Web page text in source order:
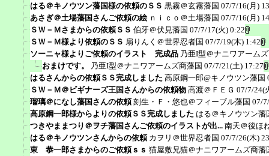
はる＠キノウツン藩国様の依頼のＳＳ 黒霧＠玄霧藩国 07/7/16(月)
あさぎ＠土場藩国さんご依頼の絵 ｎｉｃｏ＠土場藩国 07/7/16(月)
ＳＷ－Ｍさまからの依頼ＳＳ 伯牙＠伏見藩国 07/7/17(火) 0:22
ＳＷ－Ｍ様より依頼のＳＳ 扇りんく＠世界忍者国 07/7/19(木) 1:42
ソーニャ様よりご依頼のイラスト 完成品 乃亜I型＠ナニワアーム
おまけです。
乃亜I型＠ナニワアームズ商藩国 07/7/21(土) 17:27
はるさんからの依頼ＳＳ完成しました 高原鋼一郎@キノウツン藩国
ＳＷ－Ｍ＠ビギナーズ王国さんからの依頼物 高渡＠ＦＥＧ 07/7/24(
瑠璃＠になし藩国さんの依頼 刻生・Ｆ・悠也＠フィーブル藩国 07/
高原鋼一郎様からよりの依頼ＳＳ完成しました はる＠キノウツン藩
つきやままつり＠ヲチ藩国さんご依頼のイラストが出... 南天＠後ほ
はる＠キノウツンさんからの依頼 カヲリ＠世界忍者国 07/7/26(木)
東 恭一郎さまからのご依頼ｓｓ 猫屋敷兄猫＠ナニワアームズ商藩